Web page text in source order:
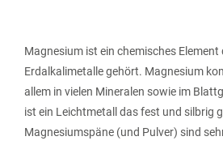
Magnesium ist ein chemisches Element
Erdalkalimetalle gehört. Magnesium
allem in vielen Mineralen sowie im
ist ein Leichtmetall das fest und silbrig
Magnesiumspäne (und Pulver) sind